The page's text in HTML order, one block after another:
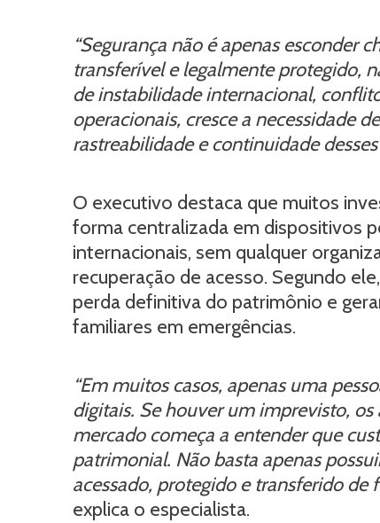
“Segurança não é apenas esconder
transferível e legalmente protegido,
de instabilidade internacional,
operacionais, cresce a necessidade
rastreabilidade e continuidade
O executivo destaca que muitos
forma centralizada em dispositivos
internacionais, sem qualquer
recuperação de acesso. Segundo
perda definitiva do patrimônio e
familiares em emergências.
“Em muitos casos, apenas uma
digitais. Se houver um imprevisto,
mercado começa a entender que
patrimonial. Não basta apenas
acessado, protegido e transferido de
explica o especialista.